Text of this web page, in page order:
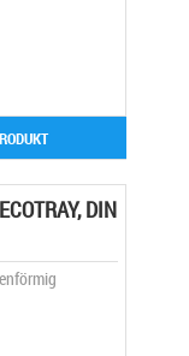
DIN